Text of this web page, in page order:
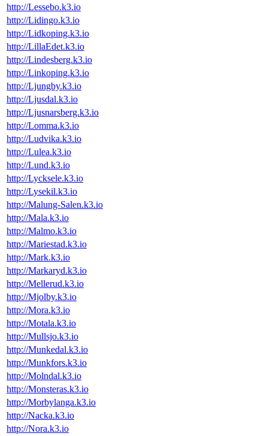
http://Lessebo.k3.io
http://Lidingo.k3.io
http://Lidkoping.k3.io
http://LillaEdet.k3.io
http://Lindesberg.k3.io
http://Linkoping.k3.io
http://Ljungby.k3.io
http://Ljusdal.k3.io
http://Ljusnarsberg.k3.io
http://Lomma.k3.io
http://Ludvika.k3.io
http://Lulea.k3.io
http://Lund.k3.io
http://Lycksele.k3.io
http://Lysekil.k3.io
http://Malung-Salen.k3.io
http://Mala.k3.io
http://Malmo.k3.io
http://Mariestad.k3.io
http://Mark.k3.io
http://Markaryd.k3.io
http://Mellerud.k3.io
http://Mjolby.k3.io
http://Mora.k3.io
http://Motala.k3.io
http://Mullsjo.k3.io
http://Munkedal.k3.io
http://Munkfors.k3.io
http://Molndal.k3.io
http://Monsteras.k3.io
http://Morbylanga.k3.io
http://Nacka.k3.io
http://Nora.k3.io